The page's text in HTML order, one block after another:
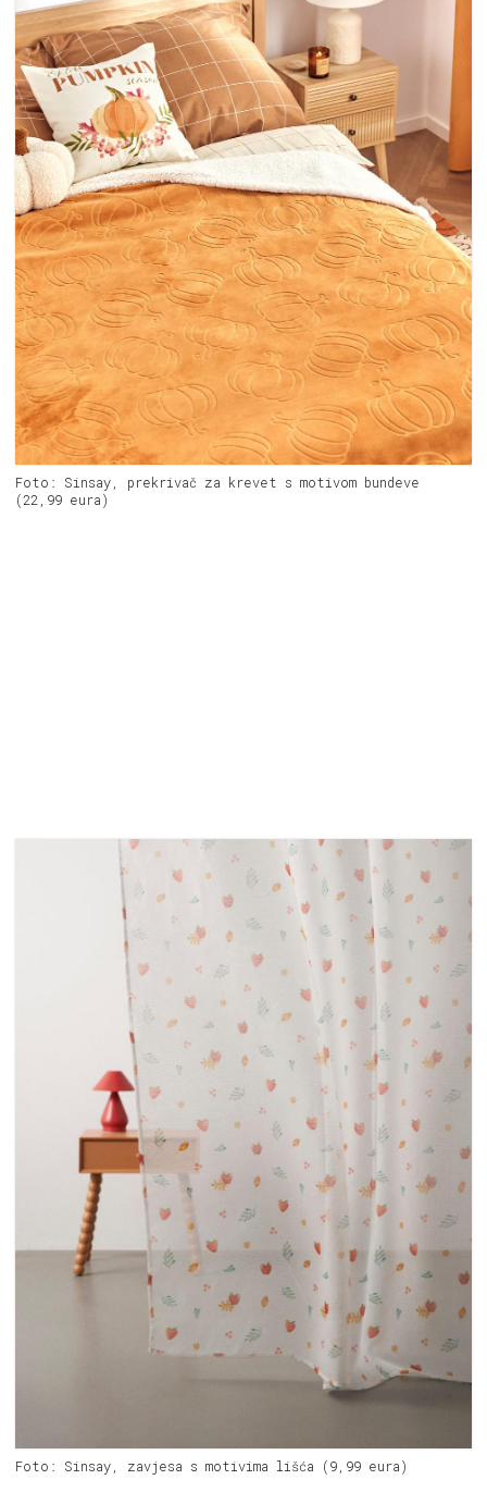
Foto: Sinsay, prekrivač za krevet s motivom bundeve
(22,99 eura)
Foto: Sinsay, zavjesa s motivima lišća (9,99 eura)